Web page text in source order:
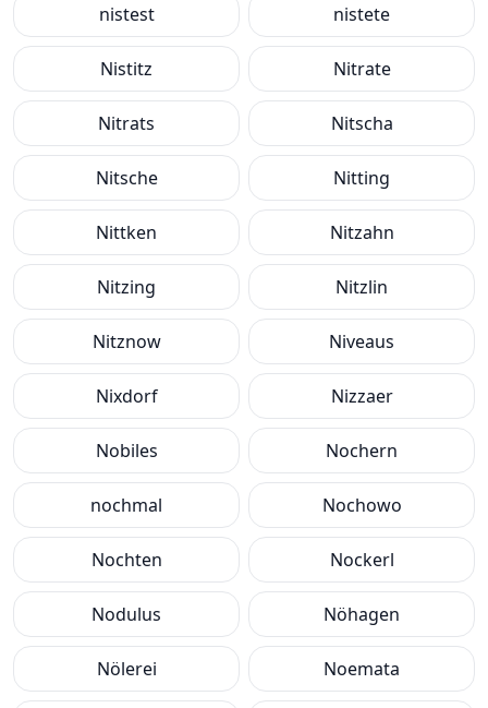
nistest nistete
Nistitz Nitrate
Nitrats Nitscha
Nitsche Nitting
Nittken Nitzahn
Nitzing Nitzlin
Nitznow Niveaus
Nixdorf Nizzaer
Nobiles Nochern
nochmal Nochowo
Nochten Nockerl
Nodulus Nöhagen
Nölerei Noemata